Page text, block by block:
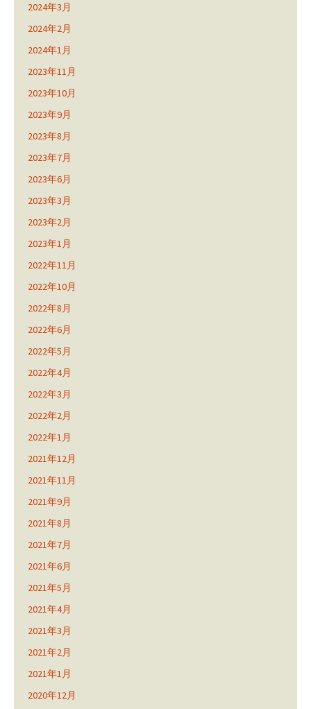
2024年3月
2024年2月
2024年1月
2023年11月
2023年10月
2023年9月
2023年8月
2023年7月
2023年6月
2023年3月
2023年2月
2023年1月
2022年11月
2022年10月
2022年8月
2022年6月
2022年5月
2022年4月
2022年3月
2022年2月
2022年1月
2021年12月
2021年11月
2021年9月
2021年8月
2021年7月
2021年6月
2021年5月
2021年4月
2021年3月
2021年2月
2021年1月
2020年12月